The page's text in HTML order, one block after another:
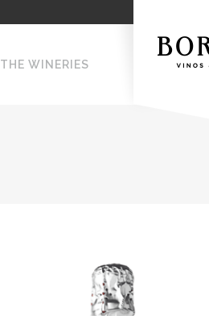
THE WINERIES